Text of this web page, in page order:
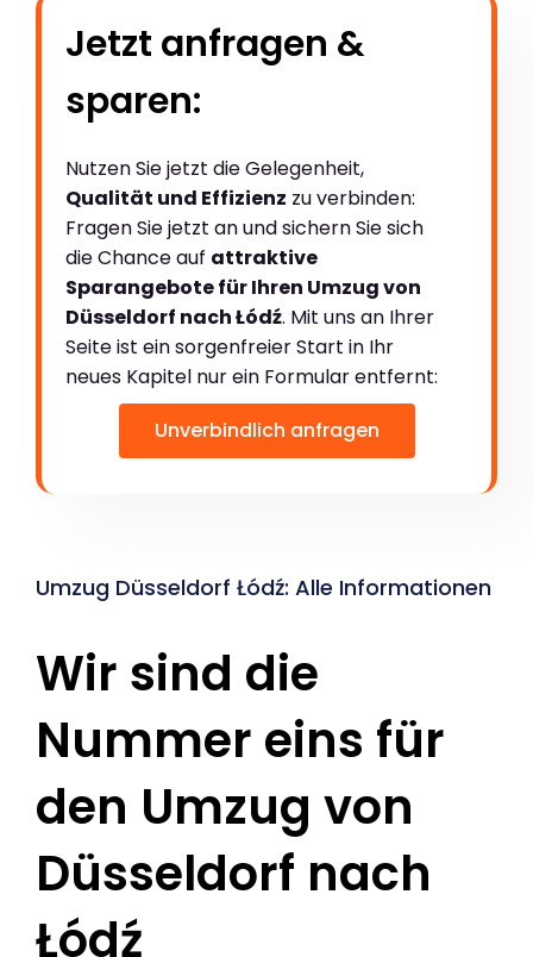
Jetzt anfragen &
sparen:
Nutzen Sie jetzt die Gelegenheit,
Qualität und Effizienz zu verbinden:
Fragen Sie jetzt an und sichern Sie sich
die Chance auf attraktive
Sparangebote für Ihren Umzug von
Düsseldorf nach Łódź. Mit uns an Ihrer
Seite ist ein sorgenfreier Start in Ihr
neues Kapitel nur ein Formular entfernt:
Unverbindlich anfragen
Umzug Düsseldorf Łódź: Alle Informationen
Wir sind die
Nummer eins für
den Umzug von
Düsseldorf nach
Łódź